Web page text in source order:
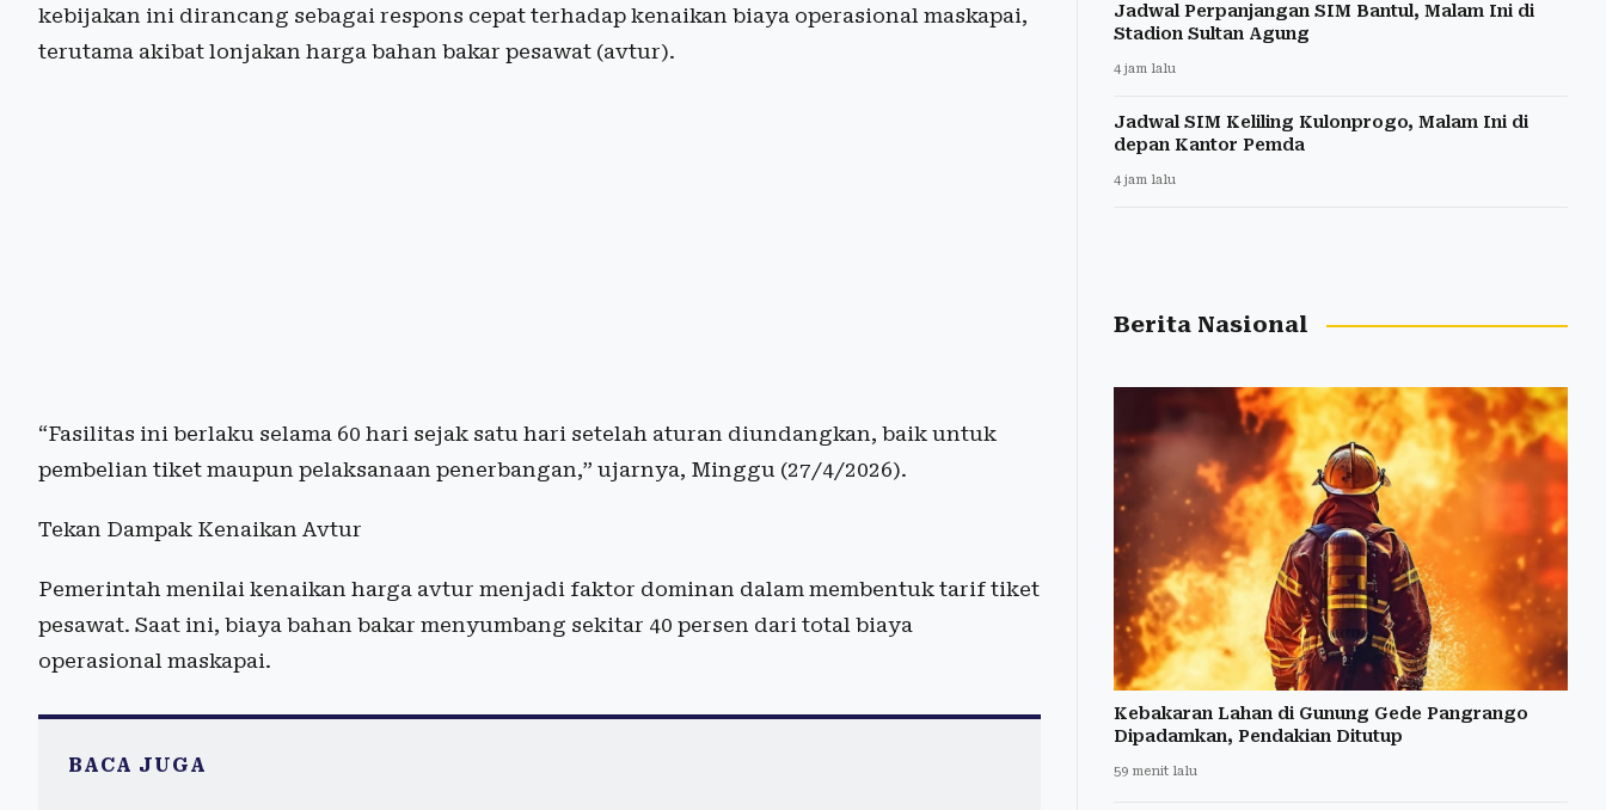
kebijakan ini dirancang sebagai respons cepat terhadap kenaikan biaya operasional maskapai,
terutama akibat lonjakan harga bahan bakar pesawat (avtur).
“Fasilitas ini berlaku selama 60 hari sejak satu hari setelah aturan diundangkan, baik untuk
pembelian tiket maupun pelaksanaan penerbangan,” ujarnya, Minggu (27/4/2026).
Tekan Dampak Kenaikan Avtur
Pemerintah menilai kenaikan harga avtur menjadi faktor dominan dalam membentuk tarif tiket
pesawat. Saat ini, biaya bahan bakar menyumbang sekitar 40 persen dari total biaya
operasional maskapai.
BACA JUGA
Jadwal Perpanjangan SIM Bantul, Malam Ini di
Stadion Sultan Agung
4 jam lalu
Jadwal SIM Keliling Kulonprogo, Malam Ini di
depan Kantor Pemda
4 jam lalu
Berita Nasional
Kebakaran Lahan di Gunung Gede Pangrango
Dipadamkan, Pendakian Ditutup
59 menit lalu